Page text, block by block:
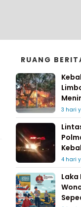
RUANG
3 hari
4 hari
Laka